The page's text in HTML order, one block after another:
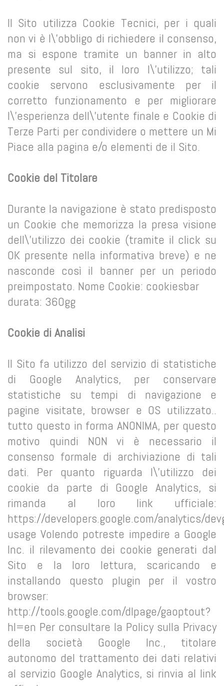
Il Sito utilizza Cookie Tecnici, per i quali
non vi è l\'obbligo di richiedere il consenso,
ma si espone tramite un banner in alto
presente sul sito, il loro l\'utilizzo; tali
cookie servono esclusivamente per il
corretto funzionamento e per migliorare
l\'esperienza dell\'utente finale e Cookie di
Terze Parti per condividere o mettere un Mi
Piace alla pagina e/o elementi de il Sito.
Cookie del Titolare
Durante la navigazione è stato predisposto
un Cookie che memorizza la presa visione
dell\'utilizzo dei cookie (tramite il click su
OK presente nella informativa breve) e ne
nasconde così il banner per un periodo
preimpostato. Nome Cookie: cookiesbar
durata: 360gg
Cookie di Analisi
Il Sito fa utilizzo del servizio di statistiche
di Google Analytics, per conservare
statistiche su tempi di navigazione e
pagine visitate, browser e OS utilizzato..
tutto questo in forma ANONIMA, per questo
motivo quindi NON vi è necessario il
consenso formale di archiviazione di tali
dati. Per quanto riguarda l\'utilizzo dei
cookie da parte di Google Analytics, si
rimanda al loro link ufficiale:
https://developers.google.com/analytics/
usage Volendo potreste impedire a Google
Inc. il rilevamento dei cookie generati dal
Sito e la loro lettura, scaricando e
installando questo plugin per il vostro
browser:
http://tools.google.com/dlpage/gaoptout?
hl=en Per consultare la Policy sulla Privacy
della società Google Inc., titolare
autonomo del trattamento dei dati relativi
al servizio Google Analytics, si rinvia al link